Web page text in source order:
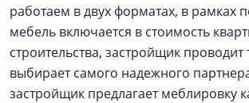
работаем в двух форматах, в рамках
мебель включается в стоимость
строительства, застройщик проводит
выбирает самого надежного
застройщик предлагает меблировку